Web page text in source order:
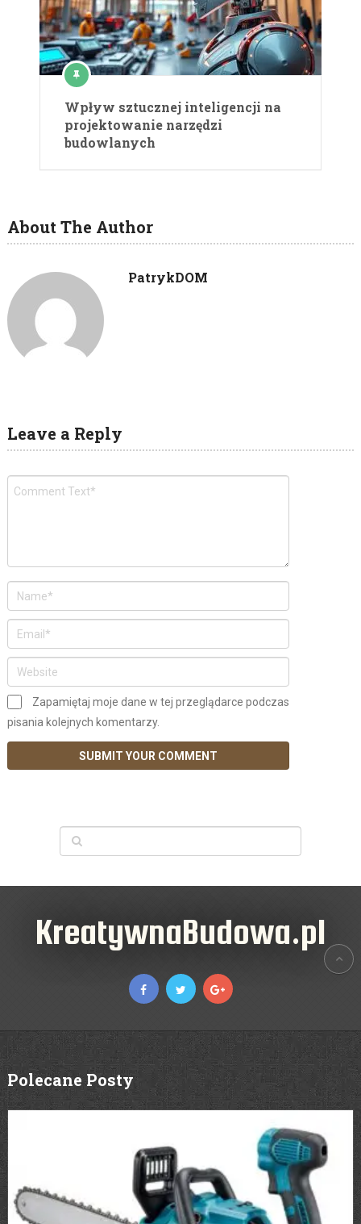
Wpływ sztucznej inteligencji na
projektowanie narzędzi
budowlanych
About The Author
PatrykDOM
Leave a Reply
Zapamiętaj moje dane w tej przeglądarce podczas
pisania kolejnych komentarzy.
KreatywnaBudowa.pl
Polecane Posty